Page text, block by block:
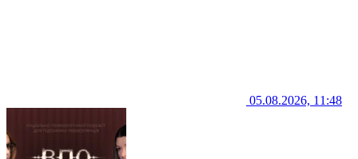
05.08.2026, 11:48